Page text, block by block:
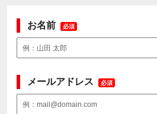
お名前 必須
メールアドレス 必須